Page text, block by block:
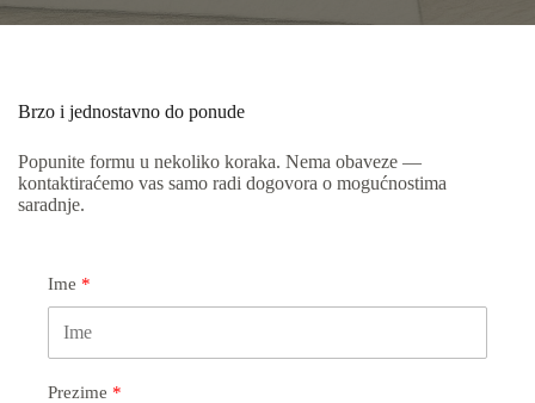
Brzo i jednostavno do ponude
Popunite formu u nekoliko koraka. Nema obaveze —
kontaktiraćemo vas samo radi dogovora o mogućnostima
saradnje.
Ime
Prezime